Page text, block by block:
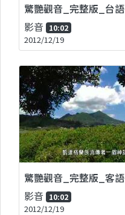
驚艷觀音_完整版_台語
影音 10:02
2012/12/19
驚艷觀音_完整版_客語
影音 10:02
2012/12/19